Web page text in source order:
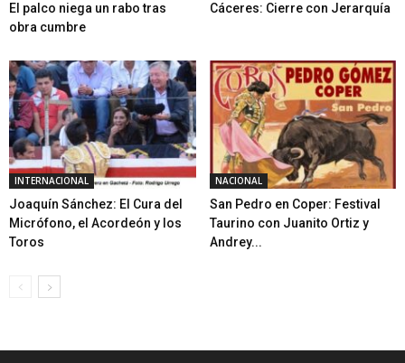
El palco niega un rabo tras
obra cumbre
Cáceres: Cierre con Jerarquía
INTERNACIONAL
Joaquín Sánchez: El Cura del
Micrófono, el Acordeón y los
Toros
NACIONAL
San Pedro en Coper: Festival
Taurino con Juanito Ortiz y
Andrey...